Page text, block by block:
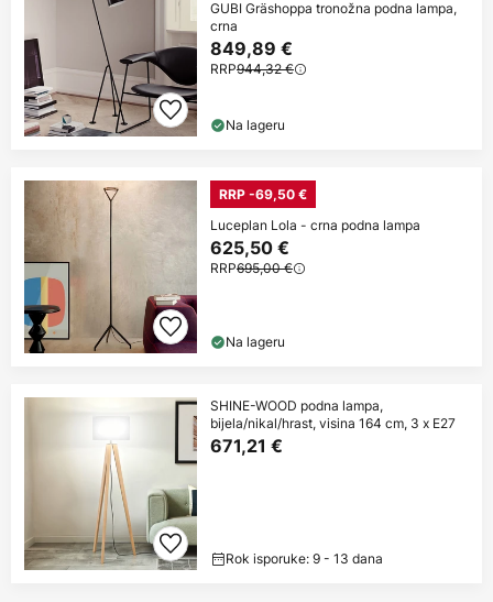
GUBI Gräshoppa tronožna podna lampa,
crna
849,89 €
RRP944,32 €
Na lageru
RRP -69,50 €
Luceplan Lola - crna podna lampa
625,50 €
RRP695,00 €
Na lageru
SHINE-WOOD podna lampa,
bijela/nikal/hrast, visina 164 cm, 3 x E27
671,21 €
Rok isporuke: 9 - 13 dana